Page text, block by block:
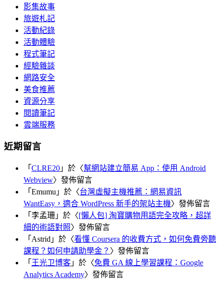
影集故事
旅遊札記
活動紀錄
活動體驗
程式筆記
經驗雜談
網路安全
美食推薦
資源分享
閱讀筆記
雲端服務
近期留言
「 CLRE20 」於〈幫網站建立簡易 App：使用 Android
Webview〉發佈留言
「 Emumu 」於〈台灣虛擬主機推薦：網易資訊
WantEasy，適合 WordPress 新手的架站主機〉發佈留言
「 李孟珊 」於〈[懶人包] 淘寶購物用語完全攻略，超詳
細的術語對照〉發佈留言
「 Astrid 」於〈看懂 Coursera 的收費方式，如何免費旁聽
課程？如何申請助學金？ 〉發佈留言
「 王光卫博客 」於〈免費 GA 線上學習課程：Google
Analytics Academy〉發佈留言